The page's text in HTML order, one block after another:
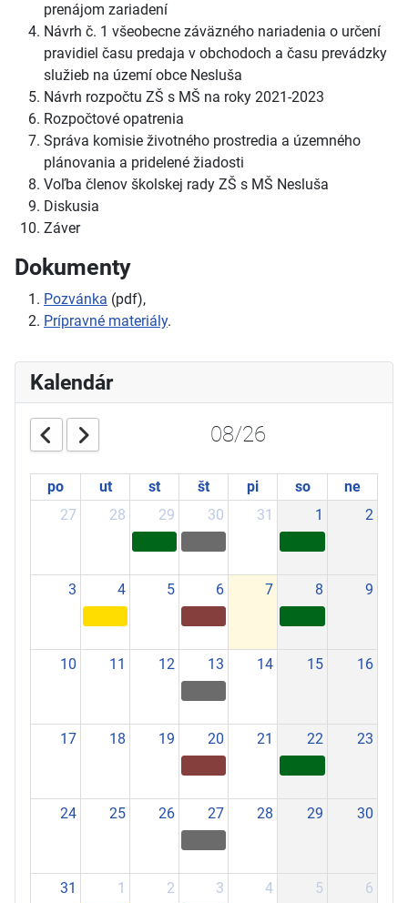
prenájom zariadení
Návrh č. 1 všeobecne záväzného nariadenia o určení
pravidiel času predaja v obchodoch a času prevádzky
služieb na území obce Nesluša
Návrh rozpočtu ZŠ s MŠ na roky 2021-2023
Rozpočtové opatrenia
Správa komisie životného prostredia a územného
plánovania a pridelené žiadosti
Voľba členov školskej rady ZŠ s MŠ Nesluša
Diskusia
Záver
Dokumenty
Pozvánka (pdf),
Prípravné materiály.
Kalendár
08/26
po ut st št pi so
ne
27
28 29 30 31 1 2
3 4 5 6 7 8 9
10 11 12 13 14 15 16
17 18 19 20 21 22 23
24 25 26 27 28 29 30
31 1 2 3 4 5 6